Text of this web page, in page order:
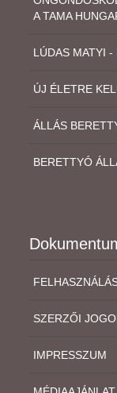
A TAMA
LÚDAS MATYI -
ÚJ ÉLETRE
ÁLLÁS
BERETTYÓ
SZERZŐI
IMPRESSZUM